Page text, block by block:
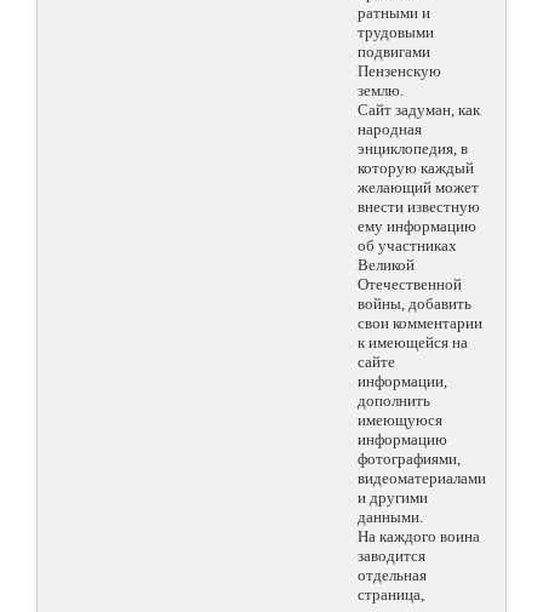
ратными и
трудовыми
подвигами
Пензенскую
землю.
Сайт задуман, как
народная
энциклопедия, в
которую каждый
желающий может
внести известную
ему информацию
об участниках
Великой
Отечественной
войны, добавить
свои комментарии
к имеющейся на
сайте
информации,
дополнить
имеющуюся
информацию
фотографиями,
видеоматериалами
и другими
данными.
На каждого воина
заводится
отдельная
страница,